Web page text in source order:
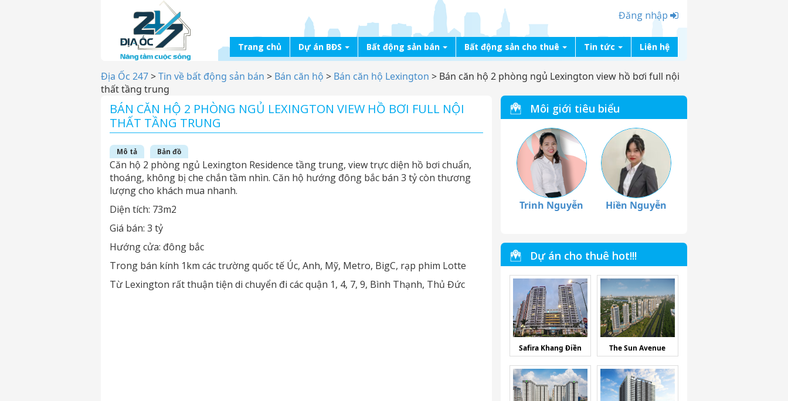
Đăng nhập
Trang chủ Dự án BĐS Bất động sản bán Bất động sản cho thuê Tin tức Liên hệ
Địa Ốc 247>Tin về bất động sản bán > Bán căn hộ > Bán căn hộ Lexington > Bán căn hộ 2 phòng ngủ Lexington view hồ bơi full nội
thất tầng trung
BÁN CĂN HỘ 2 PHÒNG NGỦ LEXINGTON VIEW HỒ BƠI FULL NỘI
THẤT TẦNG TRUNG
Mô tả Bản đồ
Căn hộ 2 phòng ngủ Lexington Residence tầng trung, view trực diện hồ bơi chuẩn,
thoáng, không bị che chắn tầm nhìn. Căn hộ hướng đông bắc bán 3 tỷ còn thương
lượng cho khách mua nhanh.
Diện tích: 73m2
Giá bán: 3 tỷ
Hướng cửa: đông bắc
Trong bán kính 1km các trường quốc tế Úc, Anh, Mỹ, Metro, BigC, rạp phim Lotte
Từ Lexington rất thuận tiện di chuyển đi các quận 1, 4, 7, 9, Bình Thạnh, Thủ Đức
Môi giới tiêu biểu
Trinh Nguyễn Hiền Nguyễn
Dự án cho thuê hot!!!
Safira Khang Điền The Sun Avenue